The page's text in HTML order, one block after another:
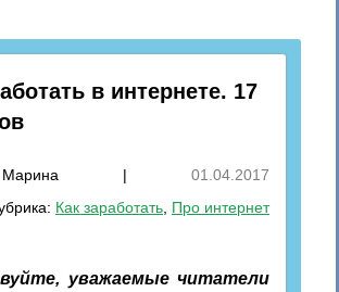
в интернете. 17
Марина |
01.04.2017
Как заработать Про интернет
уважаемые читатели